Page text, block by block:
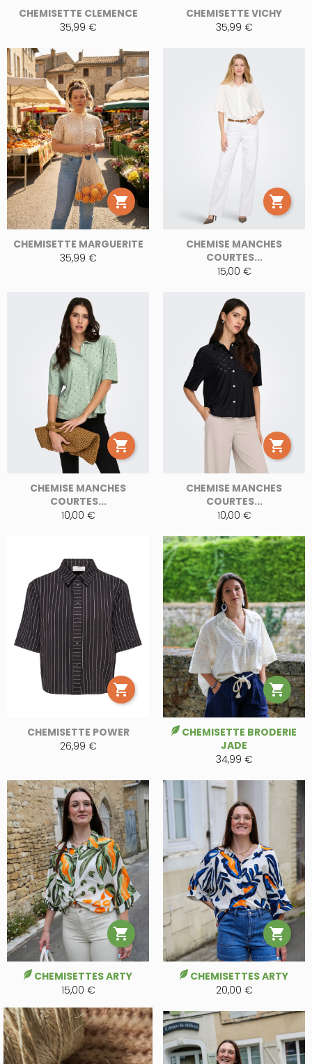
CHEMISETTE CLEMENCE
35,99 €
CHEMISETTE VICHY
35,99 €

CHEMISETTE MARGUERITE
35,99 €

CHEMISE MANCHES
COURTES...
15,00 €

CHEMISE MANCHES
COURTES...
10,00 €

CHEMISE MANCHES
COURTES...
10,00 €

CHEMISETTE POWER
26,99 €

CHEMISETTE BRODERIE
JADE
34,99 €

CHEMISETTES ARTY
15,00 €

CHEMISETTES ARTY
20,00 €